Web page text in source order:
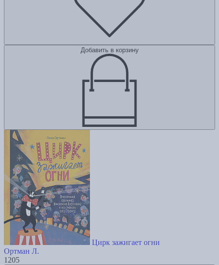
Добавить в корзину
Цирк зажигает огни
Ортман Л.
1205